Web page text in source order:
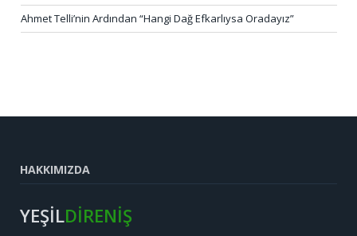
Ahmet Telli’nin Ardından “Hangi Dağ Efkarlıysa Oradayız”
HAKKIMIZDA
YEŞİLDİRENİŞ